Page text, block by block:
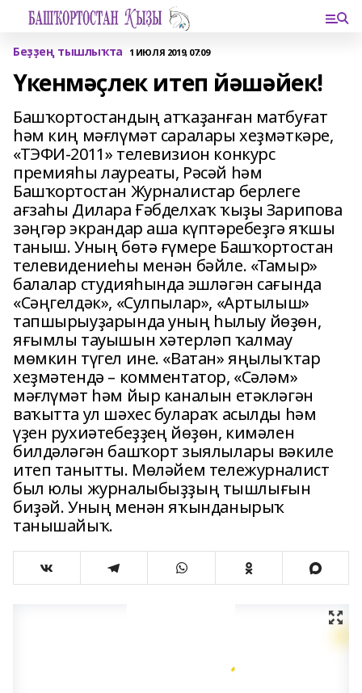
Беҙҙең тышлыҡта 1 ИЮЛЯ 2019, 07:09
Үкенмәҫлек итеп йәшәйек!
Башҡортостандың атҡаҙанған матбуғат
һәм киң мәғлүмәт саралары хеҙмәткәре,
«ТЭФИ-2011» телевизион конкурс
премияһы лауреаты, Рәсәй һәм
Башҡортостан Журналистар берлеге
ағзаһы Дилара Ғәбделхаҡ ҡыҙы Зарипова
зәңгәр экрандар аша күптәребеҙгә яҡшы
таныш. Уның бөтә ғүмере Башҡортостан
телевидениеһы менән бәйле. «Тамыр»
балалар студияһында эшләгән сағында
«Сәңгелдәк», «Сулпылар», «Артылыш»
тапшырыуҙарында уның һылыу йөҙөн,
яғымлы тауышын хәтерләп ҡалмау
мөмкин түгел ине. «Ватан» яңылыҡтар
хеҙмәтендә – комментатор, «Сәләм»
мәғлүмәт һәм йыр каналын етәкләгән
ваҡытта ул шәхес булараҡ асылды һәм
үҙен рухиәтебеҙҙең йөҙөн, кимәлен
билдәләгән башҡорт зыялылары вәкиле
итеп танытты. Мөләйем тележурналист
был юлы журналыбыҙҙың тышлығын
биҙәй. Уның менән яҡынданырыҡ
танышайыҡ.